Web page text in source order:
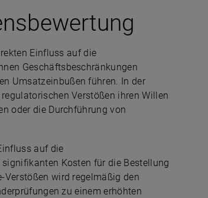
Einfluss auf die
Geschäftsbeschränkungen
Umsatzeinbußen führen. In der
Verstößen ihren Willen
oder die Durchführung von
auf die
Kosten für die Bestellung
wird regelmäßig den
zu einem erhöhten